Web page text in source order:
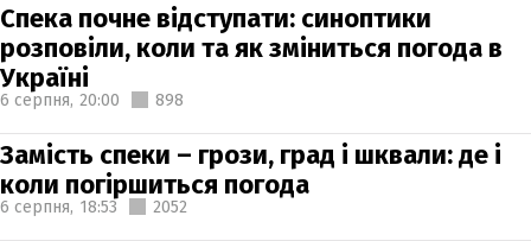
Спека почне відступати: синоптики
розповіли, коли та як зміниться погода в
Україні
6 серпня, 20:00 898
Замість спеки – грози, град і шквали: де і
коли погіршиться погода
6 серпня, 18:53 2052